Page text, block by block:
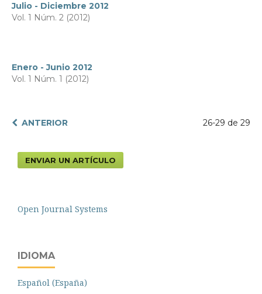
Julio - Diciembre 2012
Vol. 1 Núm. 2 (2012)
Enero - Junio 2012
Vol. 1 Núm. 1 (2012)
ANTERIOR 26-29 de 29
ENVIAR UN ARTÍCULO
Open Journal Systems
IDIOMA
Español (España)